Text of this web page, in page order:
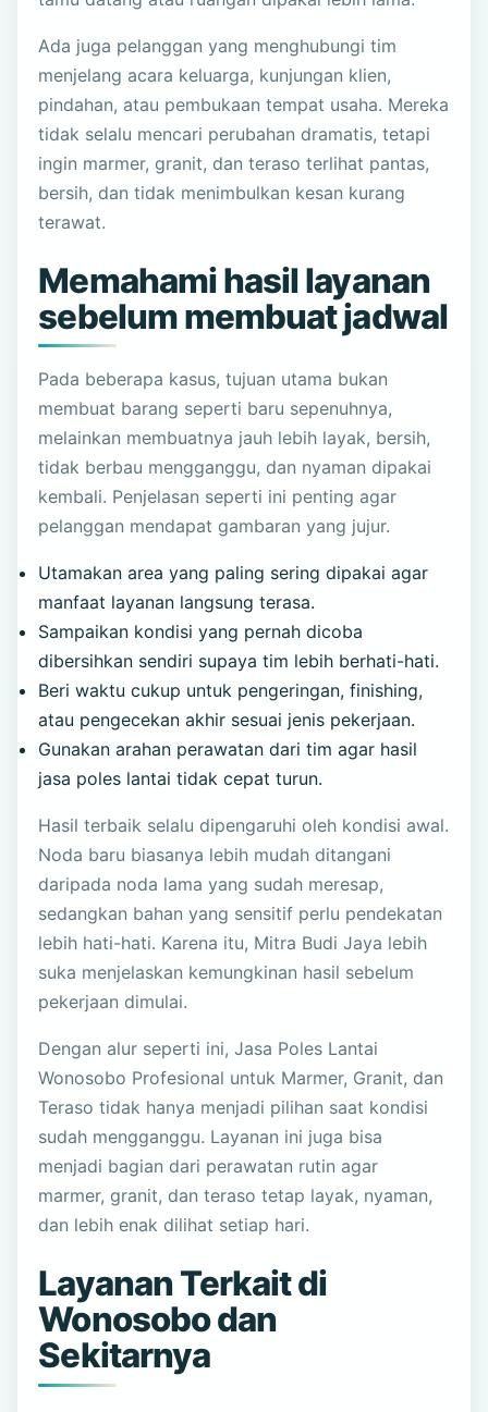
Ada juga pelanggan yang menghubungi tim
menjelang acara keluarga, kunjungan klien,
pindahan, atau pembukaan tempat usaha. Mereka
tidak selalu mencari perubahan dramatis, tetapi
ingin marmer, granit, dan teraso terlihat pantas,
bersih, dan tidak menimbulkan kesan kurang
terawat.
Memahami hasil layanan
sebelum membuat jadwal
Pada beberapa kasus, tujuan utama bukan
membuat barang seperti baru sepenuhnya,
melainkan membuatnya jauh lebih layak, bersih,
tidak berbau mengganggu, dan nyaman dipakai
kembali. Penjelasan seperti ini penting agar
pelanggan mendapat gambaran yang jujur.
Utamakan area yang paling sering dipakai agar
manfaat layanan langsung terasa.
Sampaikan kondisi yang pernah dicoba
dibersihkan sendiri supaya tim lebih berhati-hati.
Beri waktu cukup untuk pengeringan, finishing,
atau pengecekan akhir sesuai jenis pekerjaan.
Gunakan arahan perawatan dari tim agar hasil
jasa poles lantai tidak cepat turun.
Hasil terbaik selalu dipengaruhi oleh kondisi awal.
Noda baru biasanya lebih mudah ditangani
daripada noda lama yang sudah meresap,
sedangkan bahan yang sensitif perlu pendekatan
lebih hati-hati. Karena itu, Mitra Budi Jaya lebih
suka menjelaskan kemungkinan hasil sebelum
pekerjaan dimulai.
Dengan alur seperti ini, Jasa Poles Lantai
Wonosobo Profesional untuk Marmer, Granit, dan
Teraso tidak hanya menjadi pilihan saat kondisi
sudah mengganggu. Layanan ini juga bisa
menjadi bagian dari perawatan rutin agar
marmer, granit, dan teraso tetap layak, nyaman,
dan lebih enak dilihat setiap hari.
Layanan Terkait di
Wonosobo dan
Sekitarnya